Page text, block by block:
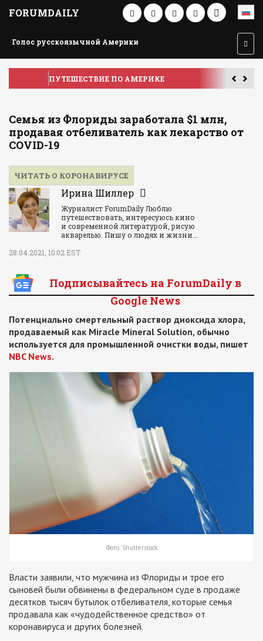
FORUMDAILY
Голос русскоязычной Америки
ПУТЕШЕСТВИЕ ПО АМЕРИКЕ
Семья из Флориды заработала $1 млн,
продавая отбеливатель как лекарство от
COVID-19
ЧИТАТЬ О КОРОНАВИРУСЕ
Ирина Шиллер
Журналист ForumDaily Люблю
путешествовать, интересуюсь кино
и современной литературой, рисую
акварелью. Пишу о людях и жизни…
28.04.2021, 10:02 EST
Подписывайтесь на ForumDaily в
Google News
Потенциально смертельный раствор диоксида хлора,
продаваемый как Miracle Mineral Solution, обычно
используется для промышленной очистки воды, пишет
NBC News.
Фото: Shutterstock
Власти заявили, что мужчина из Флориды и трое его
сыновей были обвинены в федеральном суде в продаже
десятков тысяч бутылок отбеливателя, которые семья
продавала как «чудодейственное средство» от
коронавируса и других болезней.